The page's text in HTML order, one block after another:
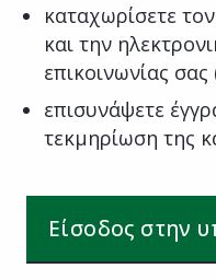
καταχωρίσετε
και την
επικοινωνίας
επισυνάψετε
τεκμηρίωση της
Είσοδος στην